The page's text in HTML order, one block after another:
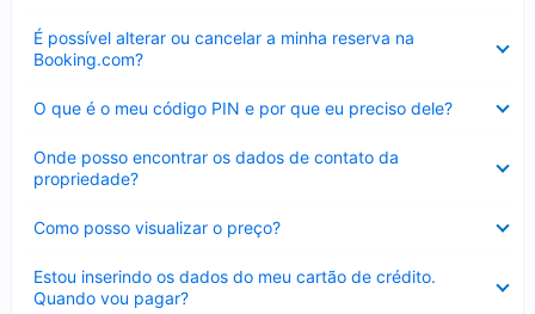
É possível alterar ou cancelar a minha reserva na
Booking.com?
Contraído
O que é o meu código PIN e por que eu preciso dele?
Onde posso encontrar os dados de contato da
propriedade?
Como posso visualizar o preço?
Estou inserindo os dados do meu cartão de crédito.
Quando vou pagar?